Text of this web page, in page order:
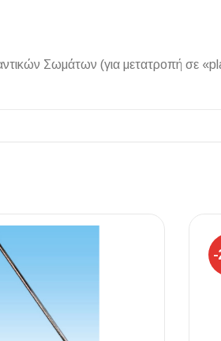
Σωμάτων (για μετατροπή σε
-